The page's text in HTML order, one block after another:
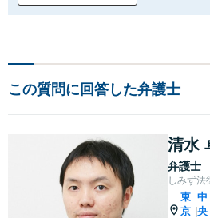
この質問に回答した弁護士
清水
弁護士
しみず法
東
京 |
中
央